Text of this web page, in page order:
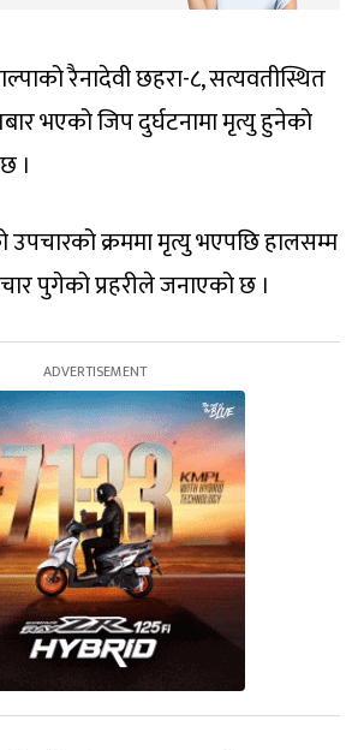
रैनादेवी छहरा-८, सत्यवतीस्थित
भएको जिप दुर्घटनामा मृत्यु हुनेको
।
क्रममा मृत्यु भएपछि हालसम्म
पुगेको प्रहरीले जनाएको छ ।